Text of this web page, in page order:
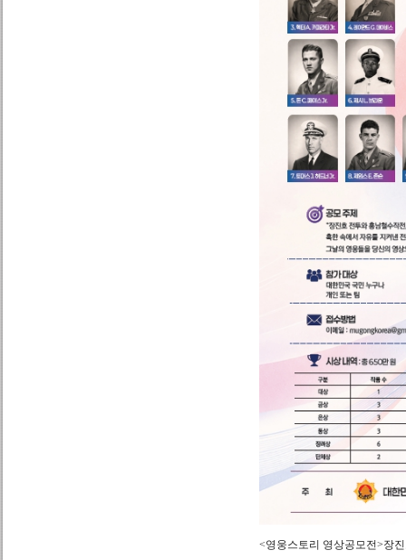
<영웅스토리 영상공모전>장